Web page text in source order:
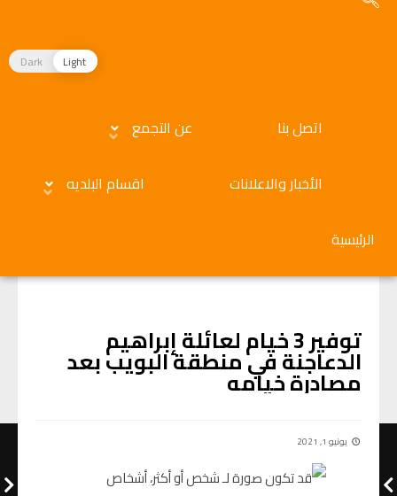
Light
Dark
اتصل بنا عن التجمع
الأخبار والاعلانات اقسام البلديه
الرئيسية
الأخبار والاعلانات
توفير 3 خيام لعائلة إبراهيم
الدعاجنة في منطقة البويب بعد
مصادرة خيامه
يونيو 1, 2021